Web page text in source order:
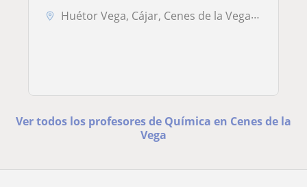
Huétor Vega, Cájar, Cenes de la Vega, Monachil
Ver todos los profesores de Química en Cenes de la
Vega